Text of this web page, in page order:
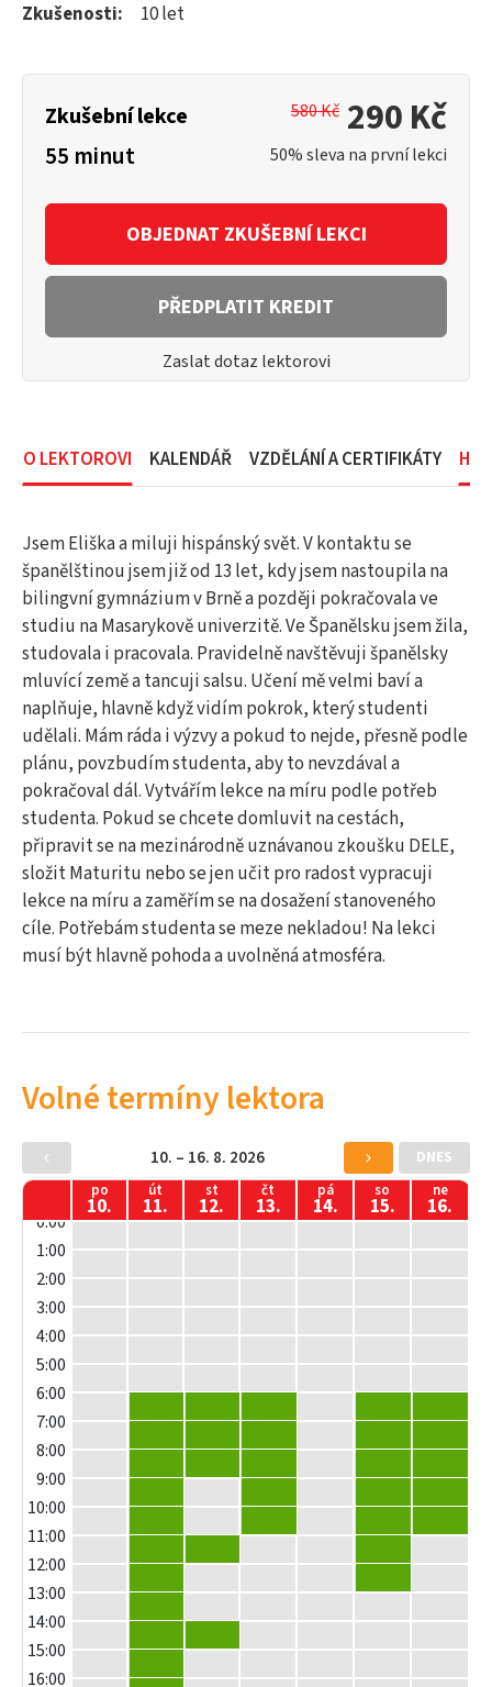
Zkušenosti: 10 let
Zkušební lekce 580 Kč 290 Kč
55 minut 50% sleva na první lekci
OBJEDNAT ZKUŠEBNÍ LEKCI
PŘEDPLATIT KREDIT
Zaslat dotaz lektorovi
O LEKTOROVI KALENDÁŘ VZDĚLÁNÍ A CERTIFIKÁTY
Jsem Eliška a miluji hispánský svět. V kontaktu se
španělštinou jsem již od 13 let, kdy jsem nastoupila na
bilingvní gymnázium v Brně a později pokračovala ve
studiu na Masarykově univerzitě. Ve Španělsku jsem žila,
studovala i pracovala. Pravidelně navštěvuji španělsky
mluvící země a tancuji salsu. Učení mě velmi baví a
naplňuje, hlavně když vidím pokrok, který studenti
udělali. Mám ráda i výzvy a pokud to nejde, přesně podle
plánu, povzbudím studenta, aby to nevzdával a
pokračoval dál. Vytvářím lekce na míru podle potřeb
studenta. Pokud se chcete domluvit na cestách,
připravit se na mezinárodně uznávanou zkoušku DELE,
složit Maturitu nebo se jen učit pro radost vypracuji
lekce na míru a zaměřím se na dosažení stanoveného
cíle. Potřebám studenta se meze nekladou! Na lekci
musí být hlavně pohoda a uvolněná atmosféra.
Volné termíny lektora
10. – 16. 8. 2026
DNES
po
10.
út
11.
st
12.
čt
13.
pá
14.
so
15.
ne
16.
0:00
1:00
2:00
3:00
4:00
5:00
6:00
7:00
8:00
9:00
10:00
11:00
12:00
13:00
14:00
15:00
16:00